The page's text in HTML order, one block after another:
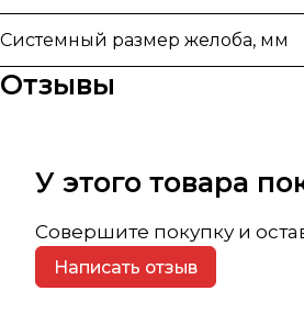
Системный размер желоба, мм
Отзывы
У этого товара
Совершите покупку и
Написать отзыв